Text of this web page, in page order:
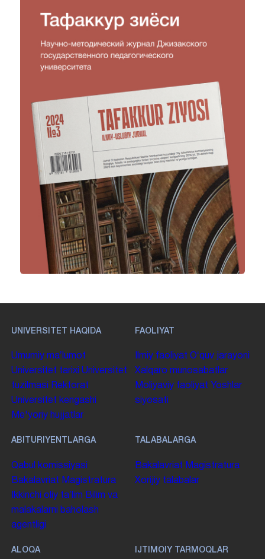
UNIVERSITET HAQIDA
Umumiy maʼlumot
Universitet tarixi Universitet
tuzilmasi
Rektorat
Universitet kengashi
Me'yoriy hujjatlar
FAOLIYAT
Ilmiy faoliyat Oʻquv jarayoni
Xalqaro munosabatlar
Moliyaviy faoliyat Yoshlar
siyosati
ABITURIYENTLARGA
Qabul komissiyasi
Bakalavriat Magistratura
Ikkinchi oliy taʼlim Bilim va
malakalarni baholash
agentligi
TALABALARGA
Bakalavriat Magistratura
Xorijiy talabalar
ALOQA IJTIMOIY TARMOQLAR